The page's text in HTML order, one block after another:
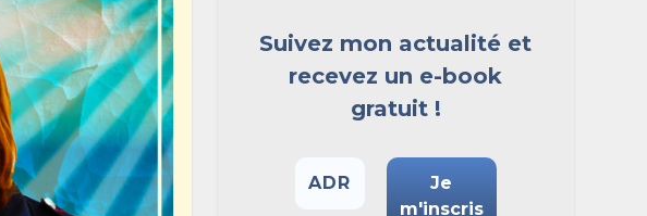
Suivez mon actualité et
recevez un e-book
gratuit !